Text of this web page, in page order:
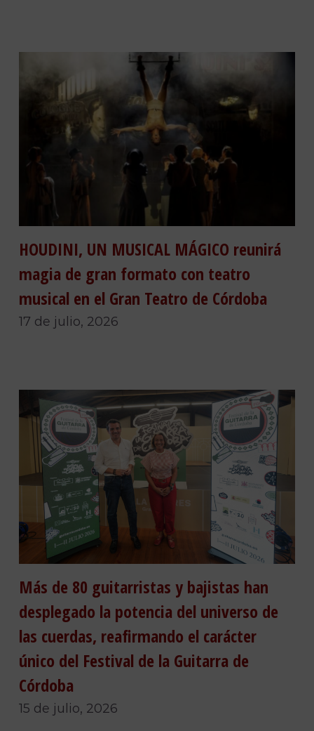
HOUDINI, UN MUSICAL MÁGICO reunirá
magia de gran formato con teatro
musical en el Gran Teatro de Córdoba
17 de julio, 2026
Más de 80 guitarristas y bajistas han
desplegado la potencia del universo de
las cuerdas, reafirmando el carácter
único del Festival de la Guitarra de
Córdoba
15 de julio, 2026